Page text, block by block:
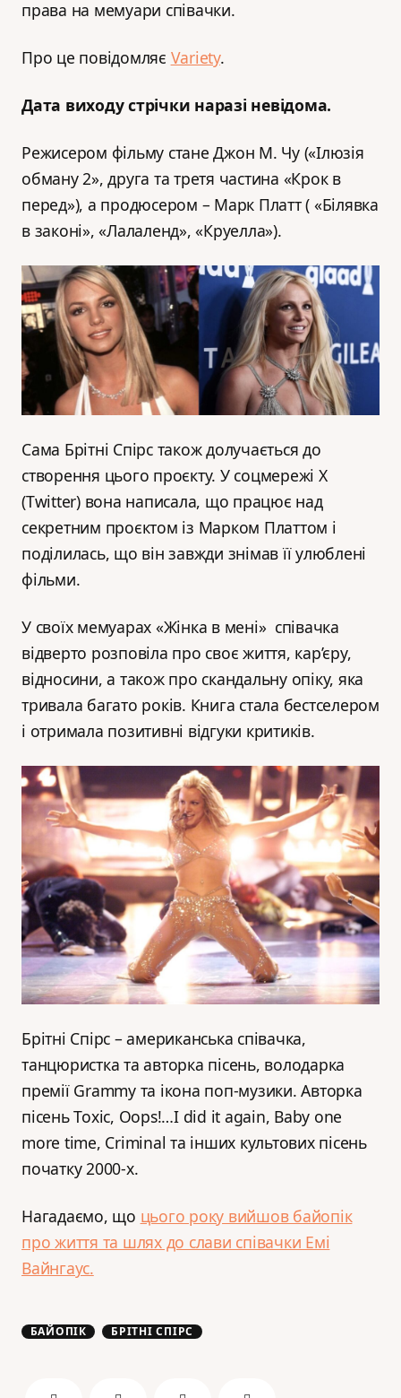
права на мемуари співачки.
Про це повідомляє Variety.
Дата виходу стрічки наразі невідома.
Режисером фільму стане Джон М. Чу («Ілюзія
обману 2», друга та третя частина «Крок в
перед»), а продюсером – Марк Платт ( «Білявка
в законі», «Лалаленд», «Круелла»).
Сама Брітні Спірс також долучається до
створення цього проєкту. У соцмережі Х
(Twitter) вона написала, що працює над
секретним проєктом із Марком Платтом і
поділилась, що він завжди знімав її улюблені
фільми.
У своїх мемуарах «Жінка в мені» співачка
відверто розповіла про своє життя, кар’єру,
відносини, а також про скандальну опіку, яка
тривала багато років. Книга стала бестселером
і отримала позитивні відгуки критиків.
Брітні Спірс – американська співачка,
танцюристка та авторка пісень, володарка
премії Grammy та ікона поп-музики. Авторка
пісень Toxic, Oops!…I did it again, Baby one
more time, Criminal та інших культових пісень
початку 2000-х.
Нагадаємо, що цього року вийшов байопік
про життя та шлях до слави співачки Емі
Вайнгаус.
БАЙОПІК БРІТНІ СПІРС